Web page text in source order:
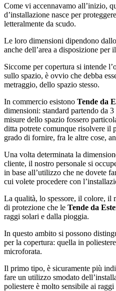
Come vi accennavamo all’inizio,
d’installazione nasce per
letteralmente da scudo.
Le loro dimensioni dipendono
anche dell’area a disposizione per
Siccome per copertura si intende
sullo spazio, è ovvio che debba
metraggio, dello spazio stesso.
In commercio esistono Tende da
dimensioni: standard partendo da
misure dello spazio fossero
ditta potrete comunque risolvere il
grado di fornire, fra le altre cose,
Una volta determinata la
cliente, il nostro personale si
in base all’utilizzo che ne dovete
cui volete procedere con
La qualità, lo spessore, il colore, il
di protezione che le Tende da
raggi solari e dalla pioggia.
In questo ambito si possono
per la copertura: quella in
microforata.
Il primo tipo, è sicuramente più
fare un utilizzo smodato
poliestere è molto sensibile ai